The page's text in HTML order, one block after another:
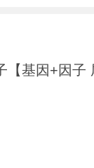
【基因+因子